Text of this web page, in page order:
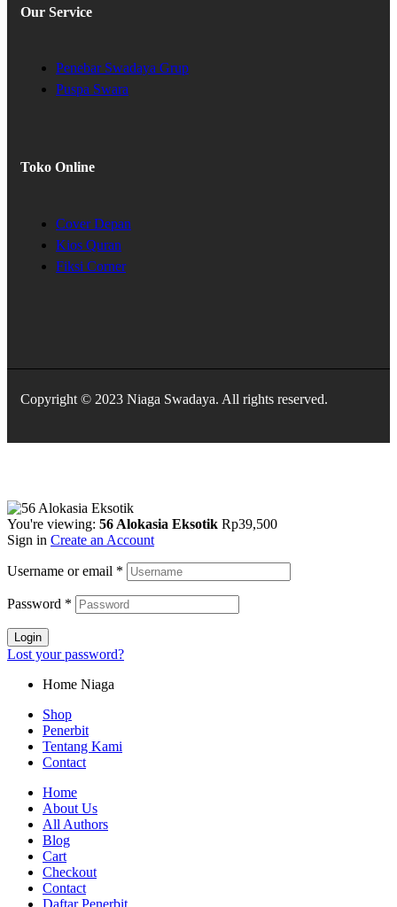
Our Service
Penebar Swadaya Grup
Puspa Swara
Toko Online
Cover Depan
Kios Quran
Fiksi Corner
Copyright © 2023 Niaga Swadaya. All rights reserved.
You're viewing: 56 Alokasia Eksotik Rp39,500
Sign in Create an Account
Username or email *
Password *
Login
Lost your password?
Home Niaga
Shop
Penerbit
Tentang Kami
Contact
Home
About Us
All Authors
Blog
Cart
Checkout
Contact
Daftar Penerbit